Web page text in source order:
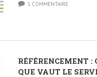
1 COMMENTAIRE
RÉFÉRENCEMENT :
QUE VAUT LE